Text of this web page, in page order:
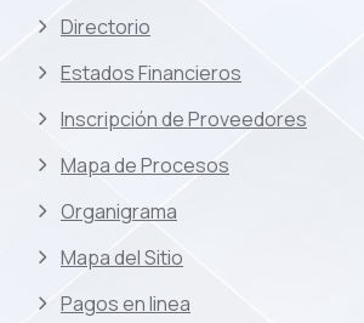
Directorio
Estados Financieros
Inscripción de Proveedores
Mapa de Procesos
Organigrama
Mapa del Sitio
Pagos en linea